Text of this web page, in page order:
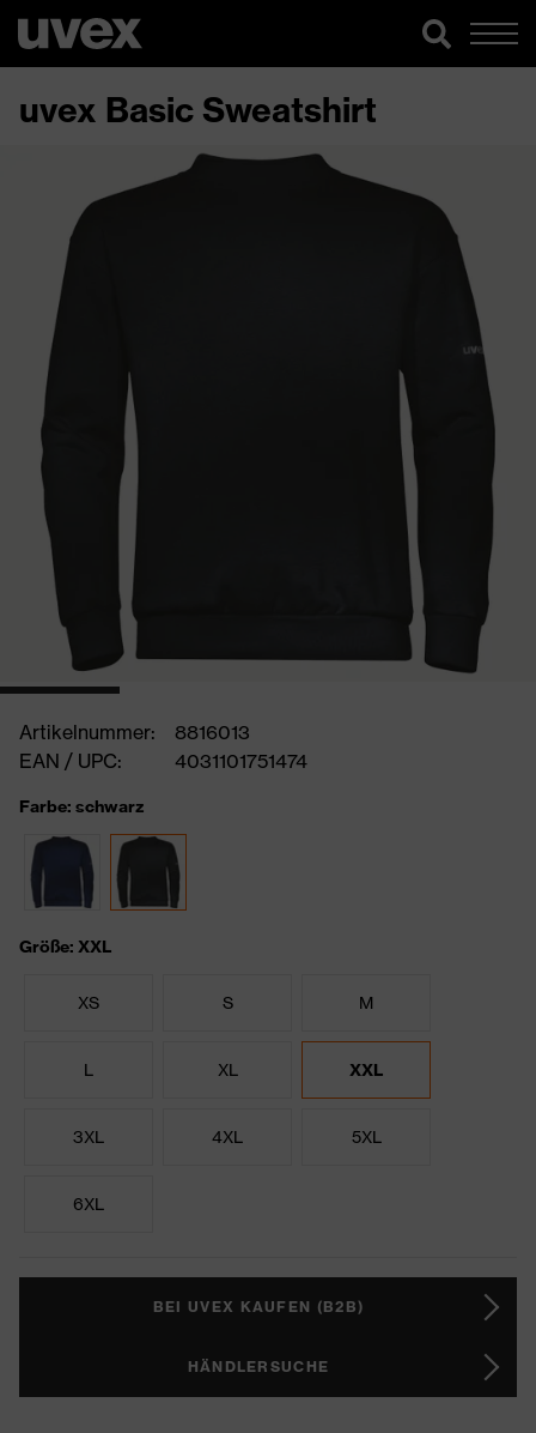
uvex Basic Sweatshirt
Artikelnummer:
8816013
EAN / UPC:
4031101751474
Farbe: schwarz
Größe: XXL
XS S M
L XL XXL
3XL 4XL 5XL
6XL
BEI UVEX KAUFEN (B2B)
HÄNDLERSUCHE